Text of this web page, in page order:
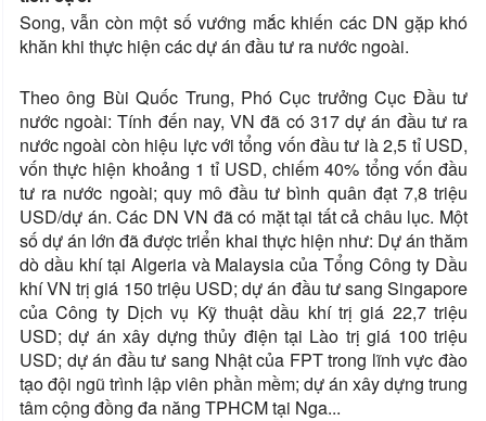
Song, vẫn còn một số vướng mắc khiến các DN gặp khó
khăn khi thực hiện các dự án đầu tư ra nước ngoài.
Theo ông Bùi Quốc Trung, Phó Cục trưởng Cục Đầu tư
nước ngoài: Tính đến nay, VN đã có 317 dự án đầu tư ra
nước ngoài còn hiệu lực với tổng vốn đầu tư là 2,5 tỉ USD,
vốn thực hiện khoảng 1 tỉ USD, chiếm 40% tổng vốn đầu
tư ra nước ngoài; quy mô đầu tư bình quân đạt 7,8 triệu
USD/dự án. Các DN VN đã có mặt tại tất cả châu lục. Một
số dự án lớn đã được triển khai thực hiện như: Dự án thăm
dò dầu khí tại Algeria và Malaysia của Tổng Công ty Dầu
khí VN trị giá 150 triệu USD; dự án đầu tư sang Singapore
của Công ty Dịch vụ Kỹ thuật dầu khí trị giá 22,7 triệu
USD; dự án xây dựng thủy điện tại Lào trị giá 100 triệu
USD; dự án đầu tư sang Nhật của FPT trong lĩnh vực đào
tạo đội ngũ trình lập viên phần mềm; dự án xây dựng trung
tâm cộng đồng đa năng TPHCM tại Nga...